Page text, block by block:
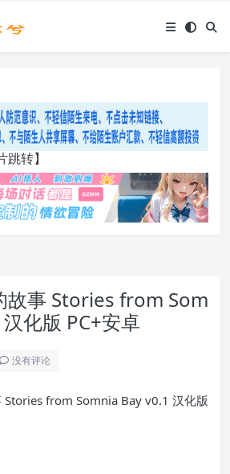
转】
故事 Stories from Som
化版 PC+安卓
没有评论